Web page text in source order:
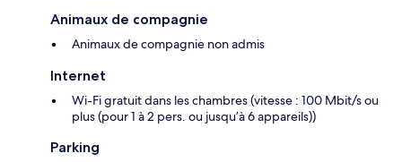
Animaux de compagnie
Animaux de compagnie non admis
Internet
Wi-Fi gratuit dans les chambres (vitesse : 100 Mbit/s ou
plus (pour 1 à 2 pers. ou jusqu’à 6 appareils))
Parking